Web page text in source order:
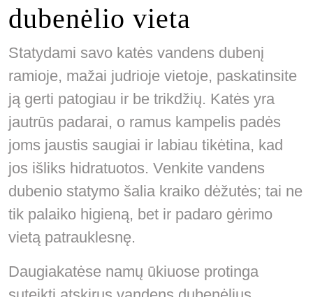
dubenėlio vieta
Statydami savo katės vandens dubenį
ramioje, mažai judrioje vietoje, paskatinsite
ją gerti patogiau ir be trikdžių. Katės yra
jautrūs padarai, o ramus kampelis padės
joms jaustis saugiai ir labiau tikėtina, kad
jos išliks hidratuotos. Venkite vandens
dubenio statymo šalia kraiko dėžutės; tai ne
tik palaiko higieną, bet ir padaro gėrimo
vietą patrauklesnę.
Daugiakatėse namų ūkiuose protinga